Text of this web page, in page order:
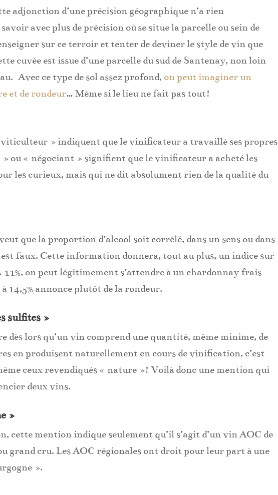
adjonction d’une précision géographique n’a rien
avec plus de précision où se situe la parcelle ou sein de
sur ce terroir et tenter de deviner le style de vin que
cuvée est issue d’une parcelle du sud de Santenay, non loin
Avec ce type de sol assez profond, on peut imaginer un
et de rondeur… Même si le lieu ne fait pas tout!
viticulteur » indiquent que le vinificateur a travaillé ses propres
ou « négociant » signifient que le vinificateur a acheté les
les curieux, mais qui ne dit absolument rien de la qualité du
que la proportion d’alcool soit corrélé, dans un sens ou dans
est faux. Cette information donnera, tout au plus, un indice sur
11%, on peut légitimement s’attendre à un chardonnay frais
14,5% annonce plutôt de la rondeur.
sulfites »
dès lors qu’un vin comprend une quantité, même minime, de
en produisent naturellement en cours de vinification, c’est
ceux revendiqués « nature »! Voilà donc une mention qui
deux vins.
»
cette mention indique seulement qu’il s’agit d’un vin AOC de
grand cru. Les AOC régionales ont droit pour leur part à une
».